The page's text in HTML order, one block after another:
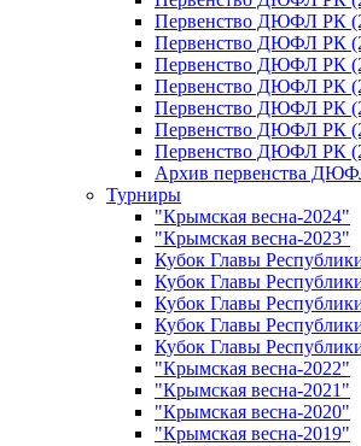
Первенство ДЮФЛ РК
Первенство ДЮФЛ РК
Первенство ДЮФЛ РК
Первенство ДЮФЛ РК
Первенство ДЮФЛ РК
Первенство ДЮФЛ РК
Первенство ДЮФЛ РК
Архив первенства
Турниры
"Крымская весна-2024"
"Крымская весна-2023"
Кубок Главы
Кубок Главы
Кубок Главы
Кубок Главы
Кубок Главы
"Крымская весна-2022"
"Крымская весна-2021"
"Крымская весна-2020"
"Крымская весна-2019"